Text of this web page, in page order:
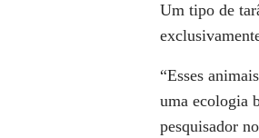
Um tipo de
“Esses
uma ecologia
pesquisador